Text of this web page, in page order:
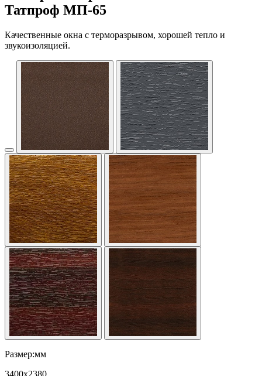
Татпроф МП-65
Качественные окна с терморазрывом, хорошей тепло и
звукоизоляцией.
Размер:мм
3400x2380